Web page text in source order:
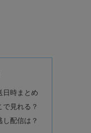
日時まとめ
見れる？
配信は？